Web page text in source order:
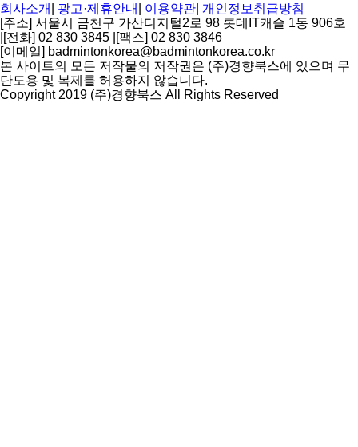
회사소개 광고·제휴안내 이용약관 개인정보취급방침
[주소] 서울시 금천구 가산디지털2로 98 롯데IT캐슬 1동 906호
[전화] 02 830 3845 [팩스] 02 830 3846
[이메일] badmintonkorea@badmintonkorea.co.kr
본 사이트의 모든 저작물의 저작권은 (주)경향북스에 있으며 무
단도용 및 복제를 허용하지 않습니다.
Copyright 2019 (주)경향북스 All Rights Reserved